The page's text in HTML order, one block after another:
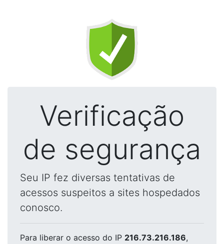
Verificação
de segurança
Seu IP fez diversas tentativas de
acessos suspeitos a sites hospedados
conosco.
Para liberar o acesso do IP 216.73.216.186,